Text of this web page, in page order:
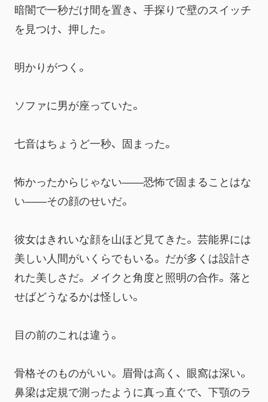
暗闇で一秒だけ間を置き、手探りで壁のスイッチ
を見つけ、押した。
明かりがつく。
ソファに男が座っていた。
七音はちょうど一秒、固まった。
怖かったからじゃない――恐怖で固まることはな
い――その顔のせいだ。
彼女はきれいな顔を山ほど見てきた。芸能界には
美しい人間がいくらでもいる。だが多くは設計さ
れた美しさだ。メイクと角度と照明の合作。落と
せばどうなるかは怪しい。
目の前のこれは違う。
骨格そのものがいい。眉骨は高く、眼窩は深い。
鼻梁は定規で測ったように真っ直ぐで、下顎のラ